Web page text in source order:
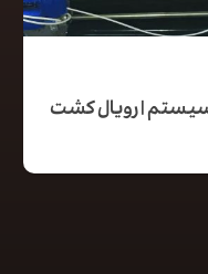
| رویال کشت